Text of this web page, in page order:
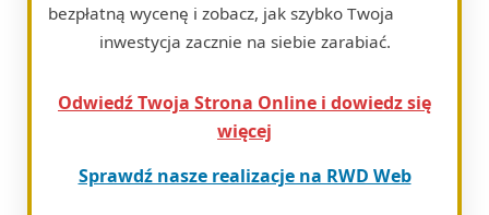
bezpłatną wycenę i zobacz, jak szybko Twoja
inwestycja zacznie na siebie zarabiać.
Odwiedź Twoja Strona Online i dowiedz się
więcej
Sprawdź nasze realizacje na RWD Web